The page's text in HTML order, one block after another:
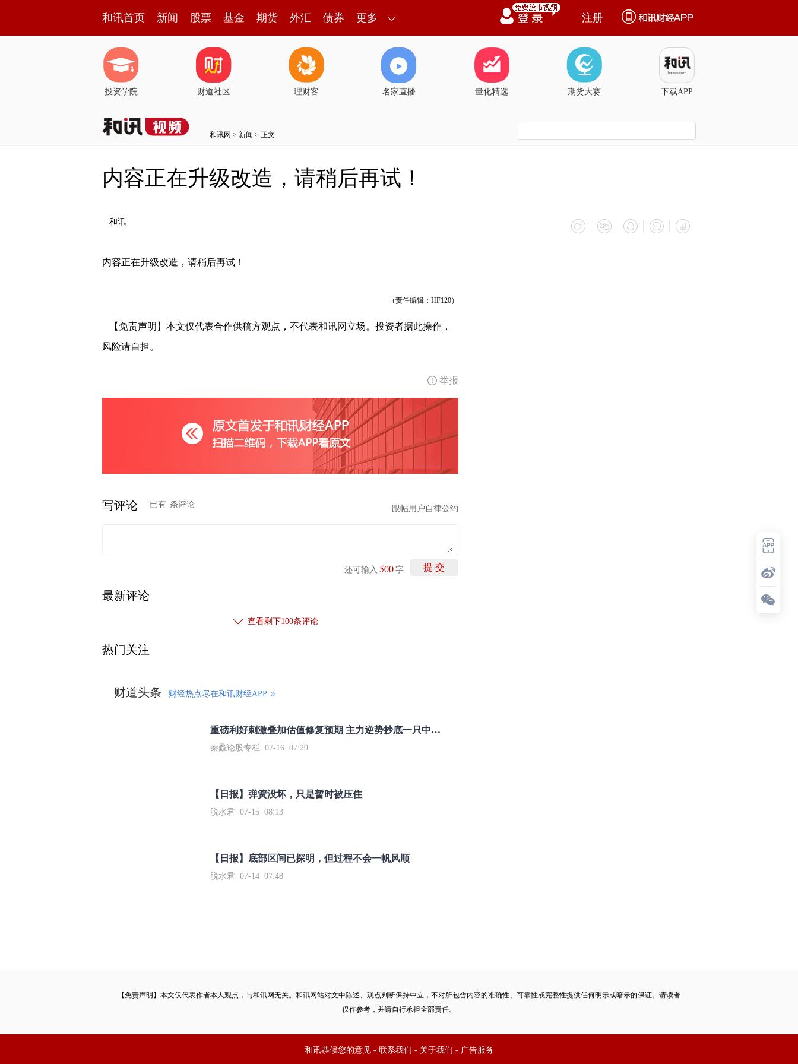
和讯首页 新闻 股票 基金 期货 外汇 债券 更多 注册
投资学院 财道社区 理财客 名家直播 量化精选 期货大赛 下载APP
和讯网 > 新闻 > 正文
内容正在升级改造，请稍后再试！
和讯
内容正在升级改造，请稍后再试！
（责任编辑：HF120）
【免责声明】本文仅代表合作供稿方观点，不代表和讯网立场。投资者据此操作，
风险请自担。
举报
写评论 已有 条评论 跟帖用户自律公约
提 交
还可输入 500 字
最新评论
查看剩下100条评论
热门关注
财道头条 财经热点尽在和讯财经APP
重磅利好刺激叠加估值修复预期 主力逆势抄底一只中药龙头股
秦蠡论股专栏 07-16 07:29
【日报】弹簧没坏，只是暂时被压住
脱水君 07-15 08:13
【日报】底部区间已探明，但过程不会一帆风顺
脱水君 07-14 07:48
【免责声明】本文仅代表作者本人观点，与和讯网无关。和讯网站对文中陈述、观点判断保持中立，不对所包含内容的准确性、可靠性或完整性提供任何明示或暗示的保证。请读者
仅作参考，并请自行承担全部责任。
和讯恭候您的意见- 联系我们 - 关于我们 - 广告服务